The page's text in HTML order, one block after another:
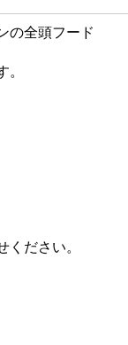
の全頭フード
。
ださい。